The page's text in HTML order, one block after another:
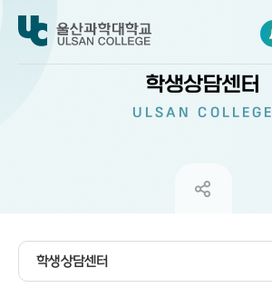
학생상담센터
ULSAN COLLEGE
학생상담센터